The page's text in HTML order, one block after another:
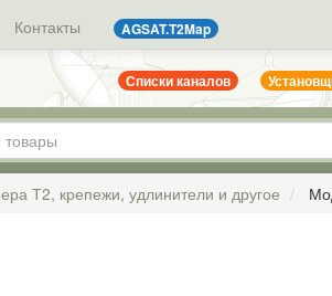
Контакты AGSAT.T2Map
Списки каналов
Т2, крепежи, удлинители и другое